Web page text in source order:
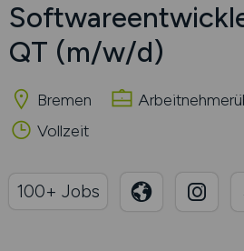
QT (m/w/d)
Bremen
Vollzeit
100+ Jobs